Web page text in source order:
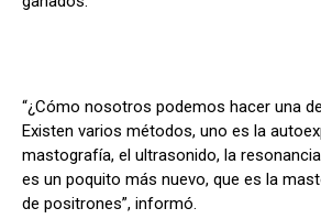
“¿Cómo nosotros podemos hacer una
Existen varios métodos, uno es la
mastografía, el ultrasonido, la
es un poquito más nuevo, que es la
de positrones”, informó.